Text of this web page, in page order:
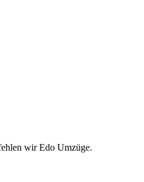
wir Edo Umzüge.